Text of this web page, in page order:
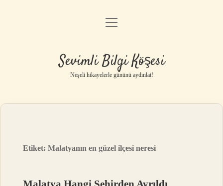
Anasayfa
Yasal Uyarı
menüyü
Sevimli Bilgi Köşesi
Neşeli hikayelerle gününü aydınlat!
Etiket:Malatyanın en güzel ilçesi neresi